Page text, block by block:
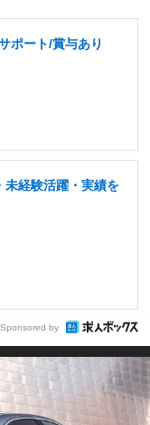
ポート/賞与あり
経験活躍・実績を
Sponsored by